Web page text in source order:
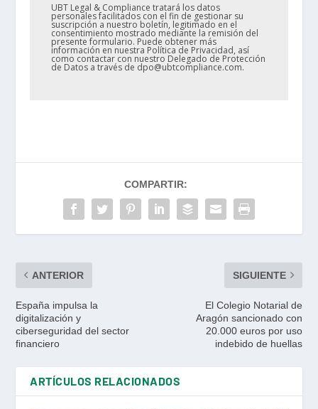
UBT Legal & Compliance tratará los datos
personales facilitados con el fin de gestionar su
suscripción a nuestro boletín, legitimado en el
consentimiento mostrado mediante la remisión del
presente formulario. Puede obtener más
información en nuestra Política de Privacidad, así
como contactar con nuestro Delegado de Protección
de Datos a través de dpo@ubtcompliance.com.
COMPARTIR:
ANTERIOR
España impulsa la
digitalización y
ciberseguridad del sector
financiero
SIGUIENTE
El Colegio Notarial de
Aragón sancionado con
20.000 euros por uso
indebido de huellas
ARTÍCULOS RELACIONADOS